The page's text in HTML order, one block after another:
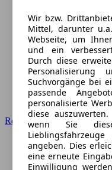
Renault
Wir bzw.
Mittel, darunter
Webseite, um
und ein
Durch diese
Suchvorgänge bei
passende
personalisierte
diese
wenn Sie
angeben. Dies
eine erneute
Einwilligung